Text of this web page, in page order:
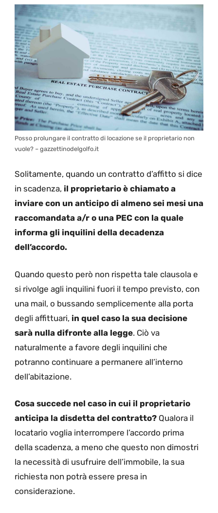
Posso prolungare il contratto di locazione se il proprietario non
vuole? – gazzettinodelgolfo.it
Solitamente, quando un contratto d’affitto si dice
in scadenza, il proprietario è chiamato a
inviare con un anticipo di almeno sei mesi una
raccomandata a/r o una PEC con la quale
informa gli inquilini della decadenza
dell’accordo.
Quando questo però non rispetta tale clausola e
si rivolge agli inquilini fuori il tempo previsto, con
una mail, o bussando semplicemente alla porta
degli affittuari, in quel caso la sua decisione
sarà nulla difronte alla legge. Ciò va
naturalmente a favore degli inquilini che
potranno continuare a permanere all’interno
dell’abitazione.
Cosa succede nel caso in cui il proprietario
anticipa la disdetta del contratto? Qualora il
locatario voglia interrompere l’accordo prima
della scadenza, a meno che questo non dimostri
la necessità di usufruire dell’immobile, la sua
richiesta non potrà essere presa in
considerazione.